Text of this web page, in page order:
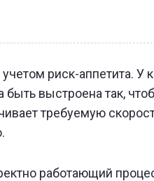
риск-аппетита.
быть выстроена так,
требуемую
работающий